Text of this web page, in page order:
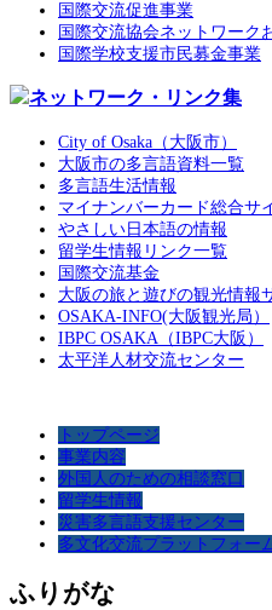
国際交流促進事業
国際交流協会ネットワーク
国際学校支援市民募金事業
ネットワーク・リンク集
City of Osaka（大阪市）
大阪市の多言語資料一覧
多言語生活情報
マイナンバーカード総合サ
やさしい日本語の情報
留学生情報リンク一覧
国際交流基金
大阪の旅と遊びの観光情報
OSAKA-INFO(大阪観光局）
IBPC OSAKA（IBPC大阪）
太平洋人材交流センター
トップページ
事業内容
外国人のための相談窓口
留学生情報
災害多言語支援センター
多文化交流プラットフォー
ふりがな